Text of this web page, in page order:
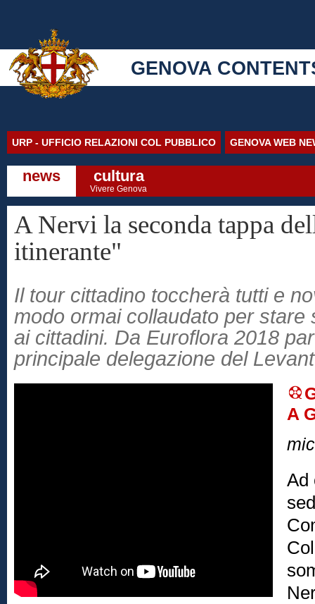
GENOVA
URP - UFFICIO RELAZIONI COL PUBBLICO GENOVA WEB
news cultura
Vivere Genova
A Nervi la seconda tappa
itinerante"
Il tour cittadino toccherà tutti e
modo ormai collaudato per stare
ai cittadini. Da Euroflora 2018
principale delegazione del
A
Ad